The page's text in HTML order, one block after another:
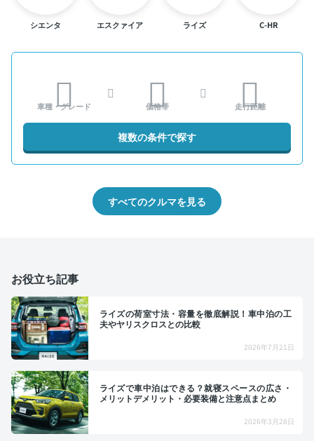
シエンタ エスクァイア ライズ C-HR
車種・グレード 価格帯 走行距離
複数の条件で探す
すべてのクルマを見る
お役立ち記事
ライズの荷室寸法・容量を徹底解説！車中泊の工
夫やヤリスクロスとの比較
2026年7月21日
ライズで車中泊はできる？就寝スペースの広さ・
メリットデメリット・必要装備と注意点まとめ
2026年3月28日